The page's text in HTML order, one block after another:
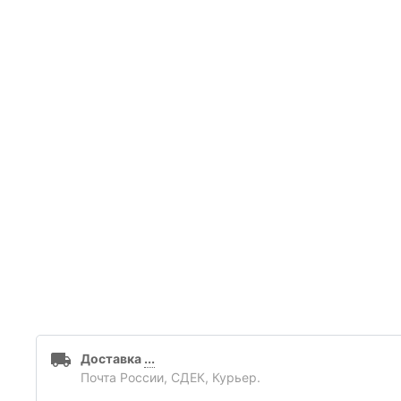
Доставка ...
Почта России, СДЕК, Курьер.